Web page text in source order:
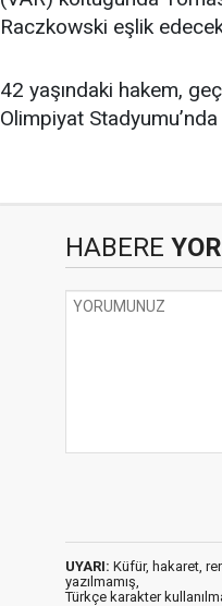
Raczkowski eşlik
42 yaşındaki hakem,
Olimpiyat
HABERE
UYARI: Küfür, hakaret,
yazılmamış,
Türkçe karakter